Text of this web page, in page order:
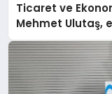
Ticaret ve
Mehmet Ulutaş,
açıklamada